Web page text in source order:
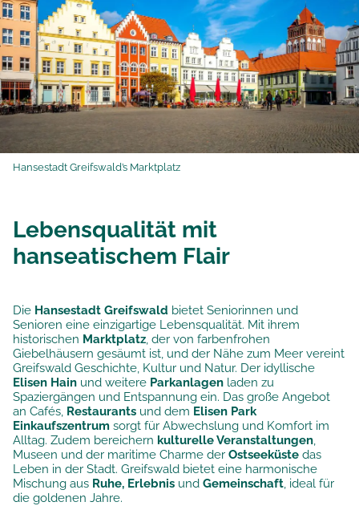
Hansestadt Greifswald’s Marktplatz
Lebensqualität mit
hanseatischem Flair
Die Hansestadt Greifswald bietet Seniorinnen und
Senioren eine einzigartige Lebensqualität. Mit ihrem
historischen Marktplatz, der von farbenfrohen
Giebelhäusern gesäumt ist, und der Nähe zum Meer vereint
Greifswald Geschichte, Kultur und Natur. Der idyllische
Elisen Hain und weitere Parkanlagen laden zu
Spaziergängen und Entspannung ein. Das große Angebot
an Cafés, Restaurants und dem Elisen Park
Einkaufszentrum sorgt für Abwechslung und Komfort im
Alltag. Zudem bereichern kulturelle Veranstaltungen,
Museen und der maritime Charme der Ostseeküste das
Leben in der Stadt. Greifswald bietet eine harmonische
Mischung aus Ruhe, Erlebnis und Gemeinschaft, ideal für
die goldenen Jahre.